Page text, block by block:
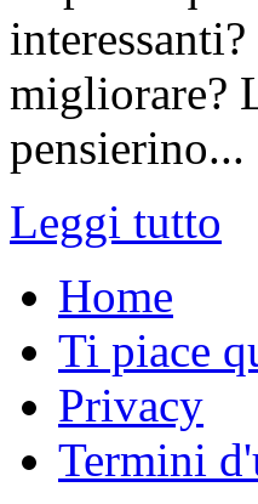
migliorare?
pensierino...
Leggi tutto
Home
Ti piace
Privacy
Termini